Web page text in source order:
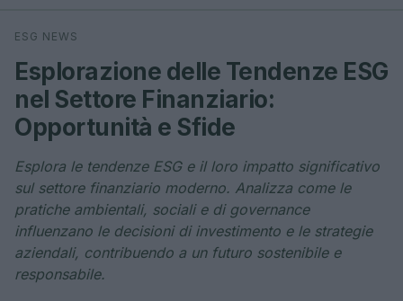
Cerca
ESG NEWS
Esplorazione delle Tendenze ESG
nel Settore Finanziario:
Opportunità e Sfide
Esplora le tendenze ESG e il loro impatto significativo
sul settore finanziario moderno. Analizza come le
pratiche ambientali, sociali e di governance
influenzano le decisioni di investimento e le strategie
aziendali, contribuendo a un futuro sostenibile e
responsabile.